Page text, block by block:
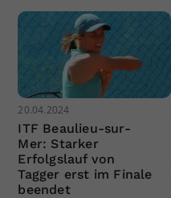
20.04.2024
ITF Beaulieu-sur-
Mer: Starker
Erfolgslauf von
Tagger erst im Finale
beendet